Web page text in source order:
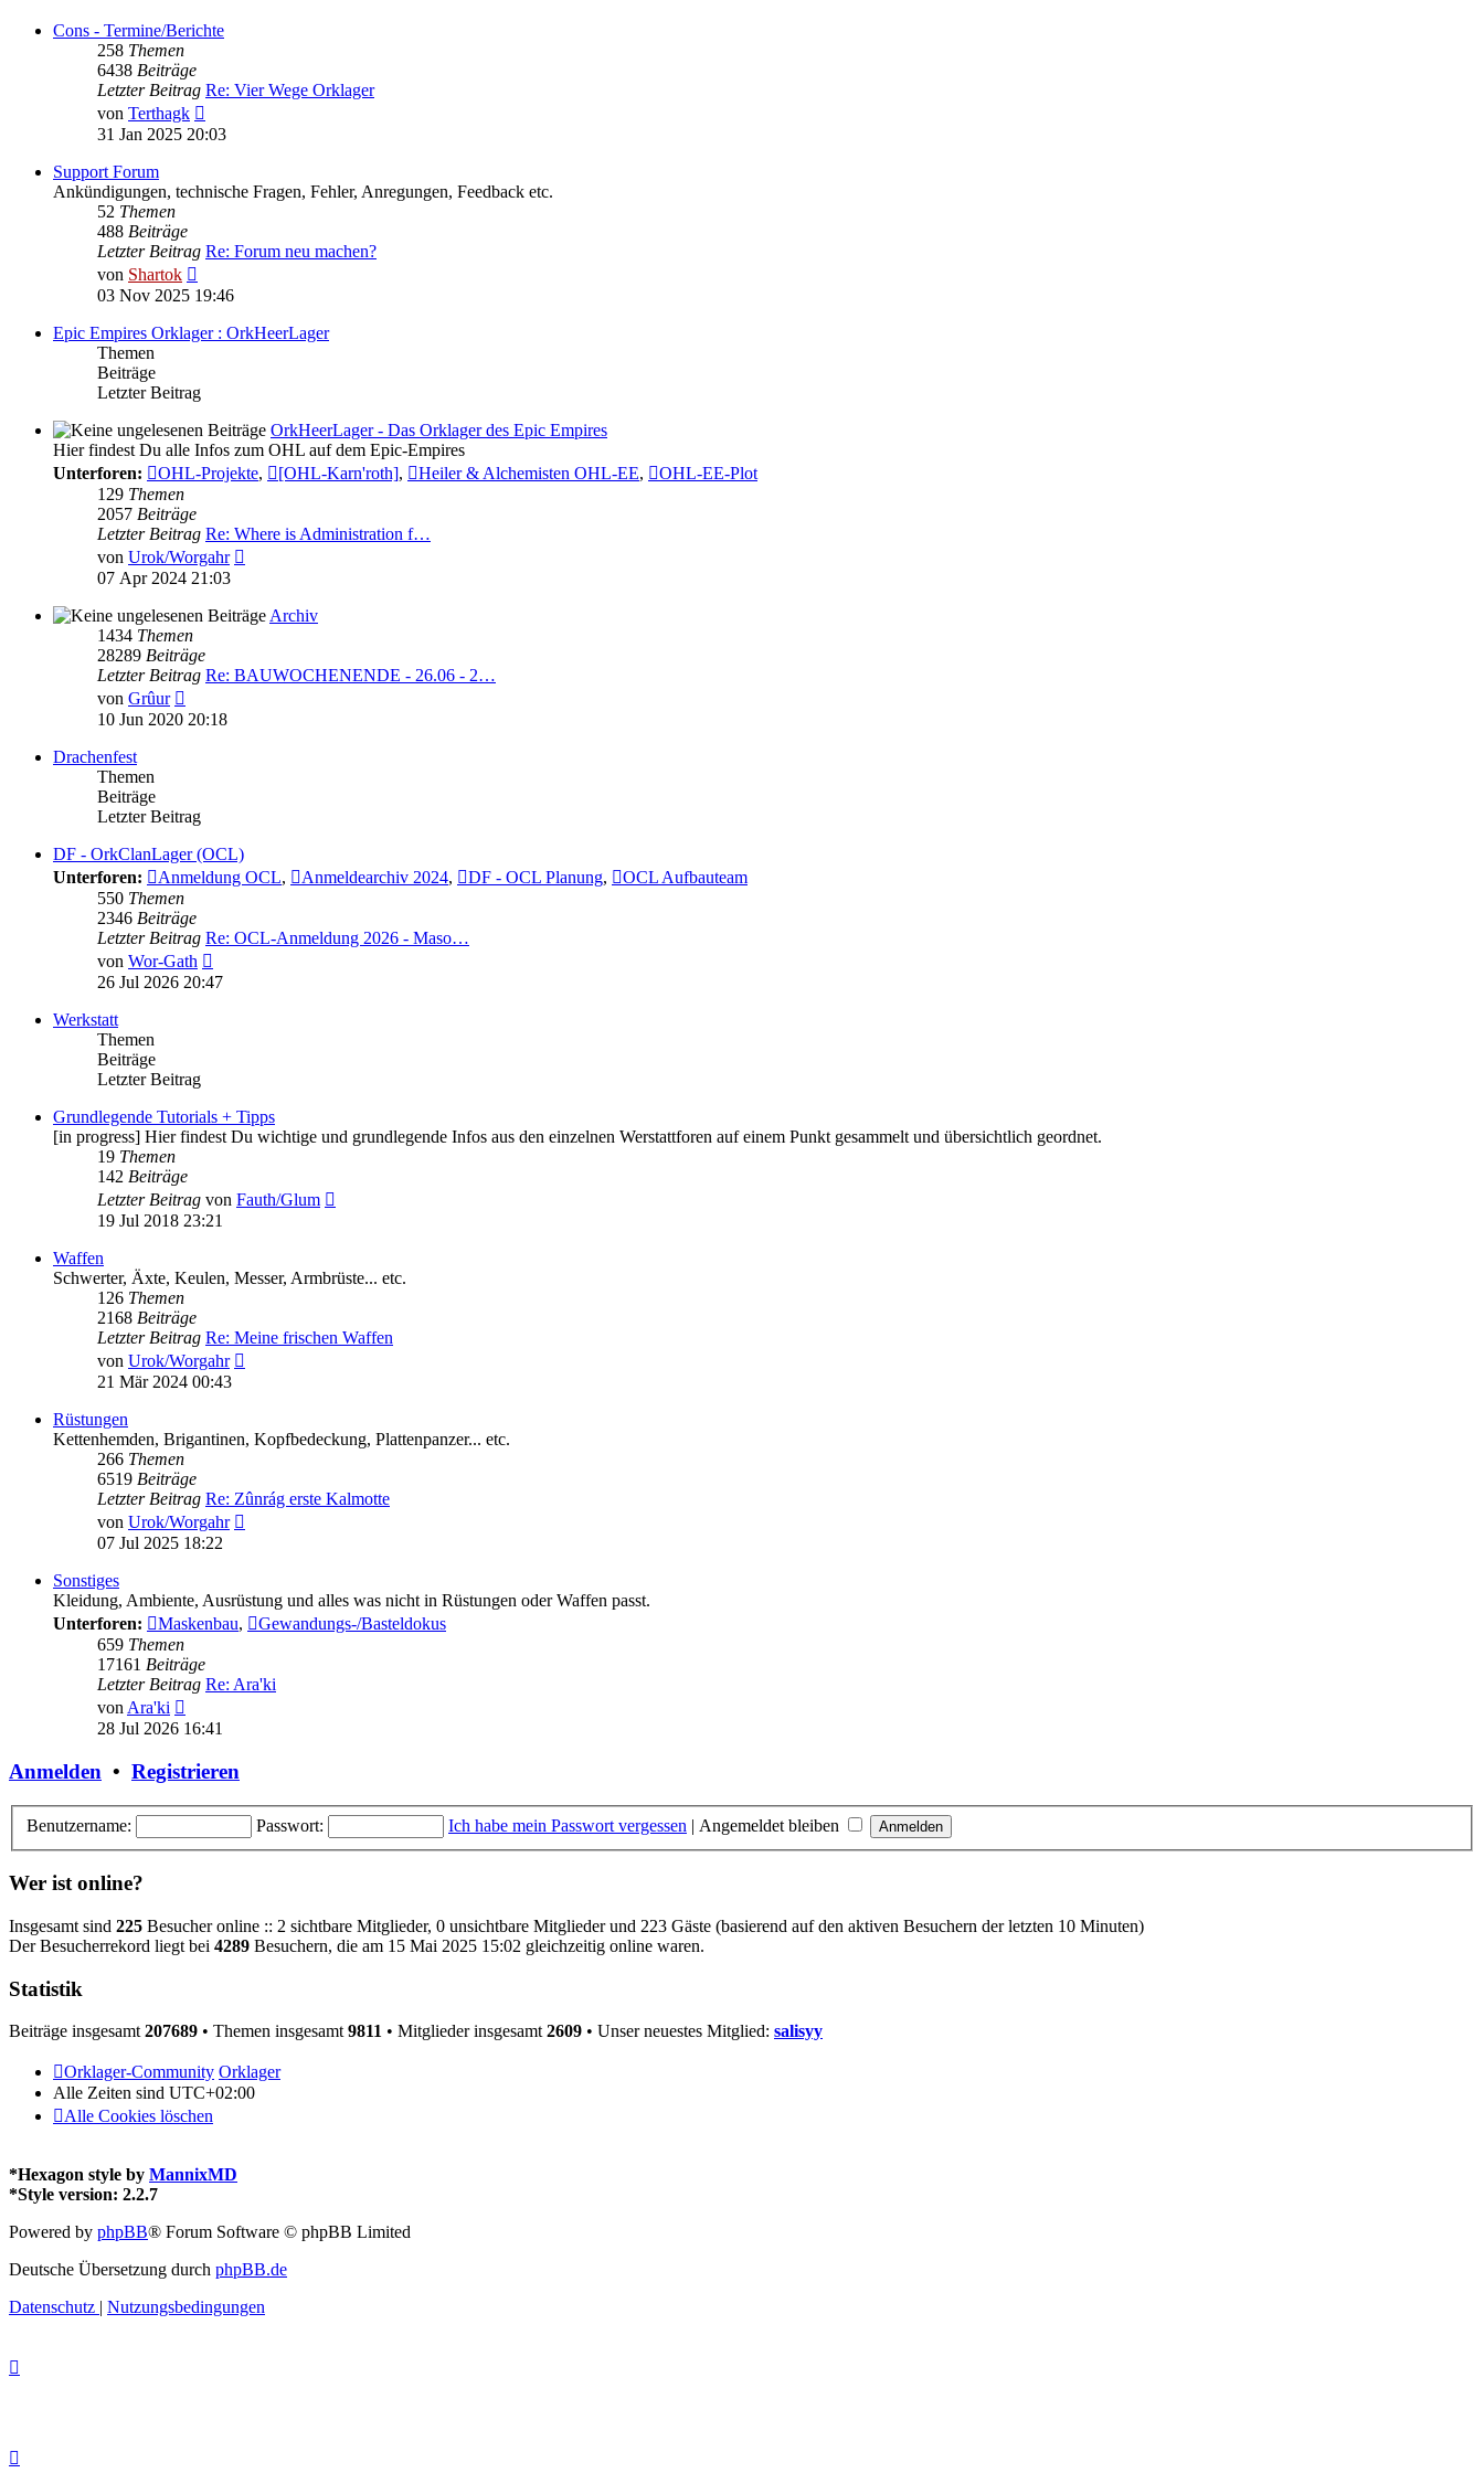
Cons - Termine/Berichte
258 Themen
6438 Beiträge
Letzter Beitrag Re: Vier Wege Orklager
von Terthagk
Beitrag
31 Jan 2025 20:03
Support Forum
Ankündigungen, technische Fragen, Fehler, Anregungen, Feedback etc.
52 Themen
488 Beiträge
Letzter Beitrag Re: Forum neu machen?
von Shartok
Beitrag
03 Nov 2025 19:46
Epic Empires Orklager : OrkHeerLager
Themen
Beiträge
Letzter Beitrag
OrkHeerLager - Das Orklager des Epic Empires
Hier findest Du alle Infos zum OHL auf dem Epic-Empires
Unterforen:
OHL-Projekte, [OHL-Karn'roth], Heiler & Alchemisten OHL-EE,
OHL-EE-Plot
129 Themen
2057 Beiträge
Letzter Beitrag Re: Where is Administration f…
von Urok/Worgahr
07 Apr 2024 21:03
Archiv
1434 Themen
28289 Beiträge
Letzter Beitrag Re: BAUWOCHENENDE - 26.06 - 2…
von Grûur
Beitrag
10 Jun 2020 20:18
Drachenfest
Themen
Beiträge
Letzter Beitrag
DF - OrkClanLager (OCL)
Unterforen:
Anmeldung OCL, Anmeldearchiv 2024, DF - OCL Planung,
OCL Aufbauteam
550 Themen
2346 Beiträge
Letzter Beitrag Re: OCL-Anmeldung 2026 - Maso…
von Wor-Gath
Beitrag
26 Jul 2026 20:47
Werkstatt
Themen
Beiträge
Letzter Beitrag
Grundlegende Tutorials + Tipps
[in progress] Hier findest Du wichtige und grundlegende Infos aus den einzelnen Werstattforen auf einem Punkt gesammelt und übersichtlich geordnet.
19 Themen
142 Beiträge
Letzter Beitrag von Fauth/Glum
19 Jul 2018 23:21
Waffen
Schwerter, Äxte, Keulen, Messer, Armbrüste... etc.
126 Themen
2168 Beiträge
Letzter Beitrag Re: Meine frischen Waffen
von Urok/Worgahr
21 Mär 2024 00:43
Rüstungen
Kettenhemden, Brigantinen, Kopfbedeckung, Plattenpanzer... etc.
266 Themen
6519 Beiträge
Letzter Beitrag Re: Zûnrág erste Kalmotte
von Urok/Worgahr
07 Jul 2025 18:22
Sonstiges
Kleidung, Ambiente, Ausrüstung und alles was nicht in Rüstungen oder Waffen passt.
Unterforen:
Maskenbau,
Gewandungs-/Basteldokus
659 Themen
17161 Beiträge
Letzter Beitrag Re: Ara'ki
vonAra'ki
Beitrag
28 Jul 2026 16:41
Anmelden • Registrieren
Benutzername: Passwort: Ich habe mein Passwort vergessen | Angemeldet bleiben
Wer ist online?
Insgesamt sind 225 Besucher online :: 2 sichtbare Mitglieder, 0 unsichtbare Mitglieder und 223 Gäste (basierend auf den aktiven Besuchern der letzten 10 Minuten)
Der Besucherrekord liegt bei 4289 Besuchern, die am 15 Mai 2025 15:02 gleichzeitig online waren.
Statistik
Beiträge insgesamt 207689 • Themen insgesamt 9811 • Mitglieder insgesamt 2609 • Unser neuestes Mitglied: salisyy
Orklager-Community Orklager
Alle Zeiten sind UTC+02:00
Alle Cookies löschen
*Hexagon style by MannixMD
*Style version: 2.2.7
Powered by phpBB® Forum Software © phpBB Limited
Deutsche Übersetzung durch phpBB.de
Datenschutz | Nutzungsbedingungen